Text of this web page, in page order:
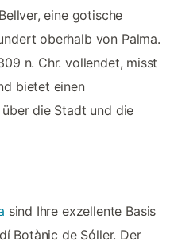
eine gotische
oberhalb von Palma.
n. Chr. vollendet, misst
bietet einen
die Stadt und die
sind Ihre exzellente Basis
Botànic de Sóller. Der